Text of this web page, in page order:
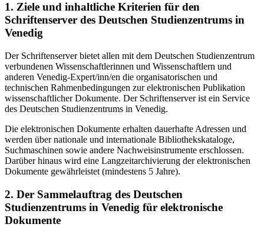
1. Ziele und inhaltliche Kriterien für den
Schriftenserver des Deutschen Studienzentrums in
Venedig
Der Schriftenserver bietet allen mit dem Deutschen Studienzentrum
verbundenen Wissenschaftlerinnen und Wissenschaftlern und
anderen Venedig-Expert/inn/en die organisatorischen und
technischen Rahmenbedingungen zur elektronischen Publikation
wissenschaftlicher Dokumente. Der Schriftenserver ist ein Service
des Deutschen Studienzentrums in Venedig.
Die elektronischen Dokumente erhalten dauerhafte Adressen und
werden über nationale und internationale Bibliothekskataloge,
Suchmaschinen sowie andere Nachweisinstrumente erschlossen.
Darüber hinaus wird eine Langzeitarchivierung der elektronischen
Dokumente gewährleistet (mindestens 5 Jahre).
2. Der Sammelauftrag des Deutschen
Studienzentrums in Venedig für elektronische
Dokumente